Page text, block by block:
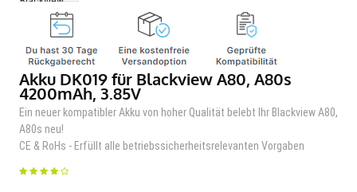
Akku DK019 für Blackview A80, A80s
4200mAh, 3.85V
Ein neuer kompatibler Akku von hoher Qualität belebt Ihr Blackview A80,
A80s neu!
CE & RoHs - Erfüllt alle betriebssicherheitsrelevanten Vorgaben